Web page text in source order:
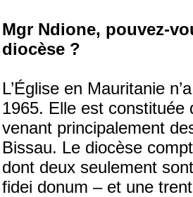
Mgr Ndione, pouvez-
diocèse ?
L’Église en Mauritanie
1965. Elle est constituée
venant principalement
Bissau. Le diocèse
dont deux seulement
fidei donum – et une